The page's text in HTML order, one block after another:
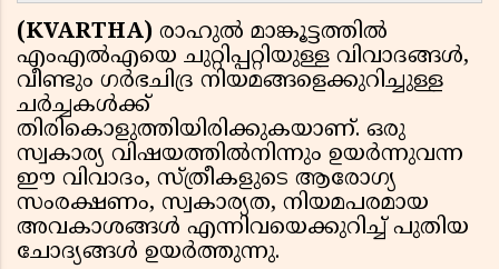
(KVARTHA) രാഹുൽ മാങ്കൂട്ടത്തിൽ
എംഎൽഎയെ ചുറ്റിപ്പറ്റിയുള്ള വിവാദങ്ങൾ,
വീണ്ടും ഗർഭചിദ്ര നിയമങ്ങളെക്കുറിച്ചുള്ള
ചർച്ചകൾക്ക്
തിരികൊളുത്തിയിരിക്കുകയാണ്. ഒരു
സ്വകാര്യ വിഷയത്തിൽനിന്നും ഉയർന്നുവന്ന
ഈ വിവാദം, സ്ത്രീകളുടെ ആരോഗ്യ
സംരക്ഷണം, സ്വകാര്യത, നിയമപരമായ
അവകാശങ്ങൾ എന്നിവയെക്കുറിച്ച് പുതിയ
ചോദ്യങ്ങൾ ഉയർത്തുന്നു.